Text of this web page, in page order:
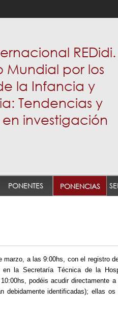
REDidi.
Mundial por los
la Infancia y
Tendencias y
investigación
PONENTES PONENCIAS
marzo, a las 9:00hs, con el registro
la Secretaría Técnica de la
podéis acudir directamente
debidamente identificadas); ellas